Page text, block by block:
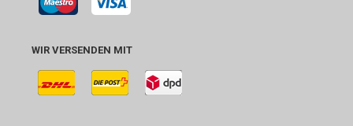
WIR VERSENDEN MIT